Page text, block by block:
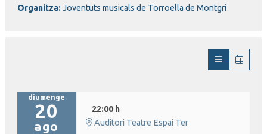
Organitza:Joventuts musicals de Torroella de Montgrí
diumenge
20
ago
22:00 h
Auditori Teatre Espai Ter